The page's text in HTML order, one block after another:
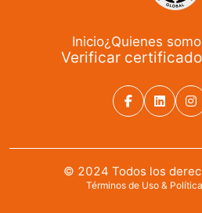
Inicio¿Quienes
Verificar
© 2024 Todos los
Términos de Uso &